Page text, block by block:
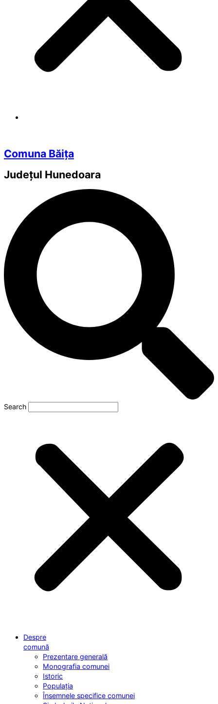
Comuna Băița
Județul Hunedoara
Search
Despre
comună
Prezentare generală
Monografia comunei
Istoric
Populația
Însemnele specifice comunei